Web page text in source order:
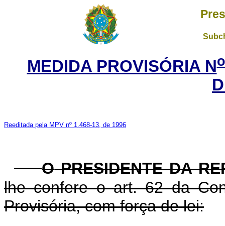
MEDIDA PROVISÓRIA No
Reeditada pela MPV nº 1.468-13, de 1996
O PRESIDENTE DA
lhe confere o art. 62 da
Provisória, com força de lei: